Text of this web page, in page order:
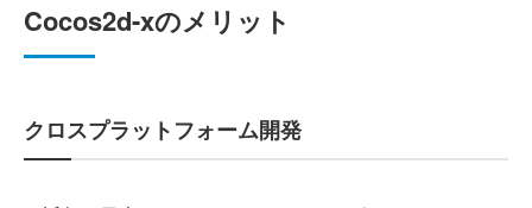
Cocos2d-xのメリット
クロスプラットフォーム開発